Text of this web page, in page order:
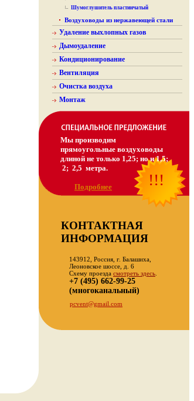
Шумоглушитель пластинчатый
Воздуховоды из нержавеющей стали
Удаление выхлопных газов
Дымоудаление
Кондиционирование
Вентиляция
Очистка воздуха
Монтаж
Мы производим
прямоугольные воздуховоды
длиной не только 1,25; но и 1,5;
2; 2,5 метра.
Подробнее !!!
КОНТАКТНАЯ
ИНФОРМАЦИЯ
143912, Россия, г. Балашиха,
Леоновское шоссе, д. 6
Схему проезда смотреть здесь.
+7 (495) 662-99-25
(многоканальный)
pcvent@gmail.com